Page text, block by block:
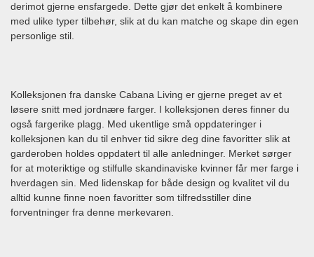
derimot gjerne ensfargede. Dette gjør det enkelt å kombinere
med ulike typer tilbehør, slik at du kan matche og skape din egen
personlige stil.
Kolleksjonen fra danske Cabana Living er gjerne preget av et
løsere snitt med jordnære farger. I kolleksjonen deres finner du
også fargerike plagg. Med ukentlige små oppdateringer i
kolleksjonen kan du til enhver tid sikre deg dine favoritter slik at
garderoben holdes oppdatert til alle anledninger. Merket sørger
for at moteriktige og stilfulle skandinaviske kvinner får mer farge i
hverdagen sin. Med lidenskap for både design og kvalitet vil du
alltid kunne finne noen favoritter som tilfredsstiller dine
forventninger fra denne merkevaren.